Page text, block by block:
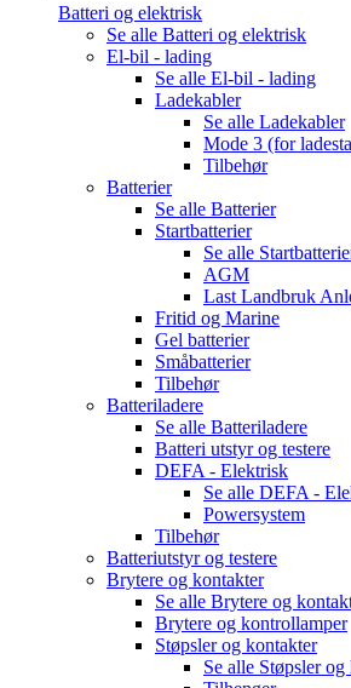
Batteri og elektrisk
Se alle Batteri og elektrisk
El-bil - lading
Se alle El-bil - lading
Ladekabler
Se alle Ladekabler
Mode 3 (for
Tilbehør
Batterier
Se alle Batterier
Startbatterier
Se alle
AGM
Last Landbruk
Fritid og Marine
Gel batterier
Småbatterier
Tilbehør
Batteriladere
Se alle Batteriladere
Batteri utstyr og testere
DEFA - Elektrisk
Se alle DEFA -
Powersystem
Tilbehør
Batteriutstyr og testere
Brytere og kontakter
Se alle Brytere og
Brytere og kontrollamper
Støpsler og kontakter
Se alle Støpsler